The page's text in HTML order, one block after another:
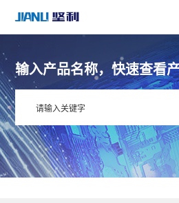
输入产品名称，快速查看